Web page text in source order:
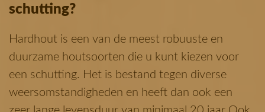
schutting?
Hardhout is een van de meest robuuste en
duurzame houtsoorten die u kunt kiezen voor
een schutting. Het is bestand tegen diverse
weersomstandigheden en heeft dan ook een